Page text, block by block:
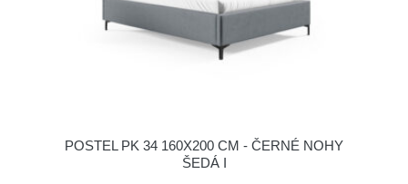
POSTEL PK 34 160X200 CM - ČERNÉ NOHY
ŠEDÁ I